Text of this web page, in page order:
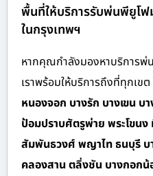
พื้นที่ให้บริการรับพ่นพียูโ
ในกรุงเทพฯ
หากคุณกำลังมองหาบริการพ่
เราพร้อมให้บริการถึงที่ทุกเขต
หนองจอก บางรัก บางเขน บ
ป้อมปราบศัตรูพ่าย พระโขนง
สัมพันธวงศ์ พญาไท ธนบุรี บ
คลองสาน ตลิ่งชัน บางกอก